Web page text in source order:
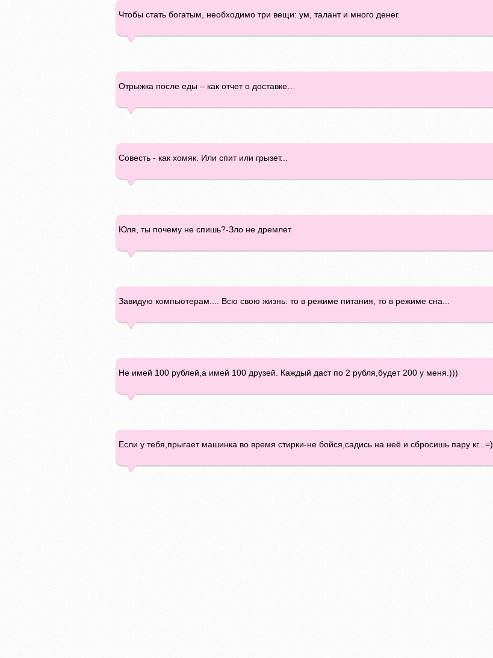
Чтобы стать богатым, необходимо три вещи: ум, талант и много денег.
Отрыжка после еды – как отчет о доставке…
Совесть - как хомяк. Или спит или грызет...
Юля, ты почему не спишь?-Зло не дремлет
Завидую компьютерам.... Всю свою жизнь: то в режиме питания, то в режиме сна...
Не имей 100 рублей,а имей 100 друзей. Каждый даст по 2 рубля,будет 200 у меня.)))
Если у тебя,прыгает машинка во время стирки-не бойся,садись на неё и сбросишь пару кг...=)